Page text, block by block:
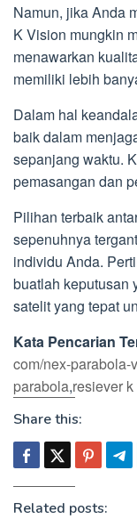
Namun, jika Anda
K Vision mungkin
menawarkan
memiliki lebih
Dalam hal
baik dalam
sepanjang waktu.
pemasangan dan
Pilihan terbaik
sepenuhnya
individu Anda.
buatlah keputusan
satelit yang tepat
Kata Pencarian
com/nex-parabola-
parabola,resiever
Share this:
Related posts: